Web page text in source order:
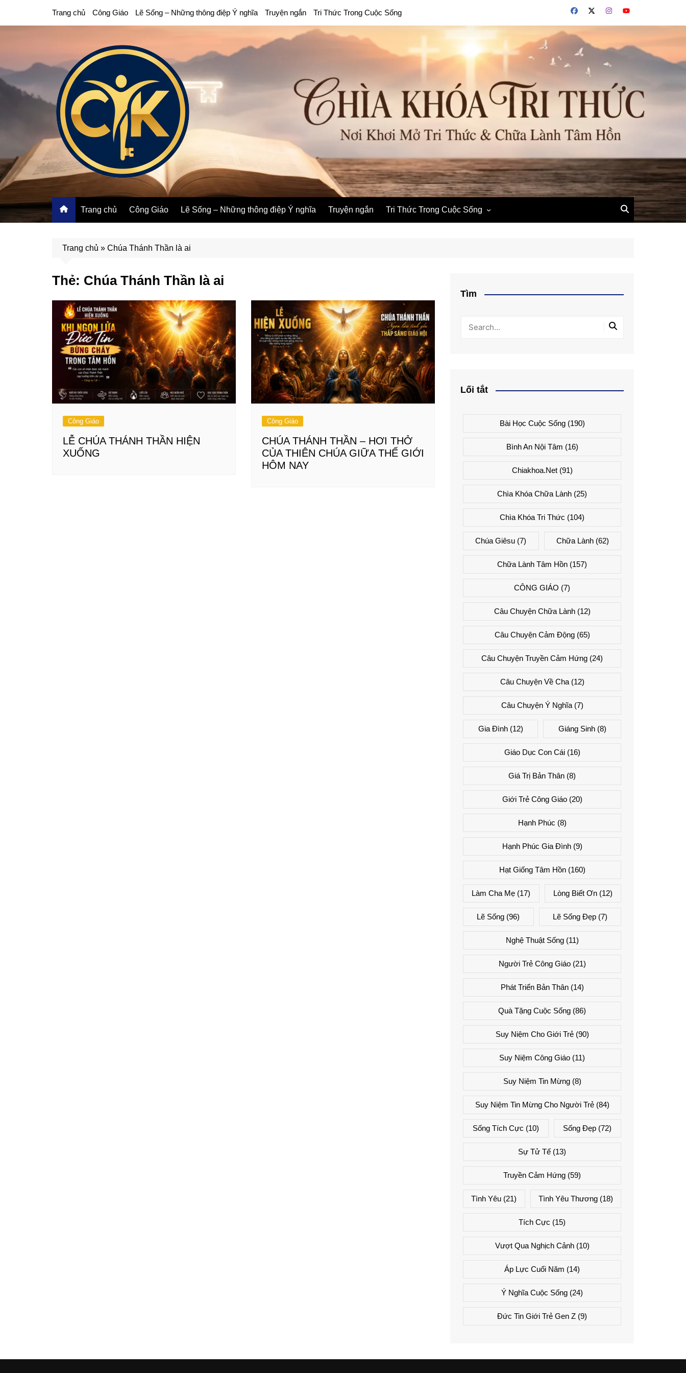
Trang chủ Công Giáo Lẽ Sống – Những thông điệp Ý nghĩa Truyện ngắn Tri Thức Trong Cuộc Sống
Trang chủ Công Giáo Lẽ Sống – Những thông điệp Ý nghĩa Truyện ngắn Tri Thức Trong Cuộc Sống
Trang chủ » Chúa Thánh Thần là ai
Thẻ: Chúa Thánh Thần là ai
Công Giáo
LỄ CHÚA THÁNH THẦN HIỆN
XUỐNG
Công Giáo
CHÚA THÁNH THẦN – HƠI THỞ
CỦA THIÊN CHÚA GIỮA THẾ GIỚI
HÔM NAY
Tìm
Lối tắt
Bài Học Cuộc Sống(190)
Bình An Nội Tâm (16)
Chiakhoa.net(91)
Chìa Khóa Chữa Lành (25)
Chìa Khóa Tri Thức (104)
Chúa Giêsu (7) Chữa Lành(62)
Chữa Lành Tâm Hồn (157)
CÔNG GIÁO (7)
Câu Chuyện Chữa Lành(12)
Câu Chuyện Cảm Động(65)
Câu Chuyện Truyền Cảm Hứng (24)
Câu Chuyện Về Cha(12)
Câu Chuyện Ý Nghĩa(7)
Gia Đình(12) Giáng Sinh(8)
Giáo Dục Con Cái(16)
Giá Trị Bản Thân (8)
Giới Trẻ Công Giáo(20)
Hạnh Phúc (8)
Hạnh Phúc Gia Đình(9)
Hạt Giống Tâm Hồn(160)
Làm Cha Mẹ (17) Lòng Biết Ơn(12)
Lẽ Sống (96) Lẽ Sống Đẹp(7)
Nghệ Thuật Sống(11)
Người Trẻ Công Giáo(21)
Phát Triển Bản Thân(14)
Quà Tặng Cuộc Sống (86)
Suy Niệm Cho Giới Trẻ(90)
Suy Niệm Công Giáo (11)
Suy Niệm Tin Mừng(8)
Suy Niệm Tin Mừng Cho Người Trẻ(84)
Sống Tích Cực (10) Sống Đẹp (72)
Sự Tử Tế (13)
Truyền Cảm Hứng (59)
Tình Yêu (21) Tình Yêu Thương(18)
Tích Cực (15)
Vượt Qua Nghịch Cảnh(10)
Áp Lực Cuối Năm (14)
Ý Nghĩa Cuộc Sống (24)
Đức Tin Giới Trẻ Gen Z (9)